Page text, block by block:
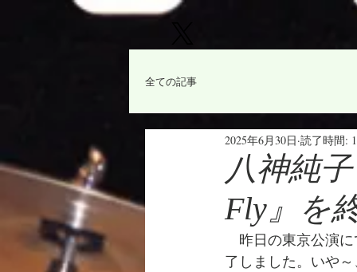
全ての記事
八神純子
Fly』を
2025年6月30日 読了時間:
昨日の東京公演に
了しました。いや